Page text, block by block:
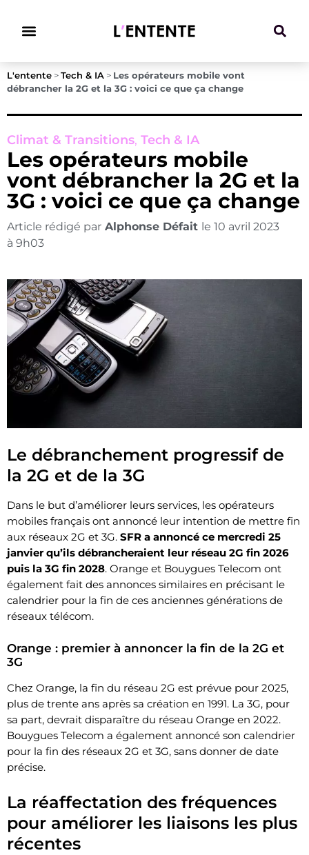
L'entente > Tech & IA > Les opérateurs mobile vont
débrancher la 2G et la 3G : voici ce que ça change
Climat & Transitions, Tech & IA
Les opérateurs mobile
vont débrancher la 2G et la
3G : voici ce que ça change
Article rédigé par Alphonse Défait le 10 avril 2023
à 9h03
Le débranchement progressif de
la 2G et de la 3G
Dans le but d’améliorer leurs services, les opérateurs
mobiles français ont annoncé leur intention de mettre fin
aux réseaux 2G et 3G. SFR a annoncé ce mercredi 25
janvier qu’ils débrancheraient leur réseau 2G fin 2026
puis la 3G fin 2028. Orange et Bouygues Telecom ont
également fait des annonces similaires en précisant le
calendrier pour la fin de ces anciennes générations de
réseaux télécom.
Orange : premier à annoncer la fin de la 2G et
3G
Chez Orange, la fin du réseau 2G est prévue pour 2025,
plus de trente ans après sa création en 1991. La 3G, pour
sa part, devrait disparaître du réseau Orange en 2022.
Bouygues Telecom a également annoncé son calendrier
pour la fin des réseaux 2G et 3G, sans donner de date
précise.
La réaffectation des fréquences
pour améliorer les liaisons les plus
récentes